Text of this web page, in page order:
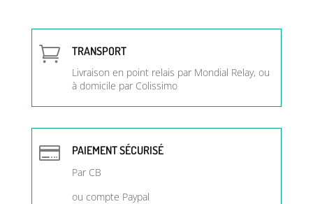
 TRANSPORT
Livraison en point relais par Mondial Relay, ou
à domicile par Colissimo
 PAIEMENT SÉCURISÉ
Par CB
ou compte Paypal